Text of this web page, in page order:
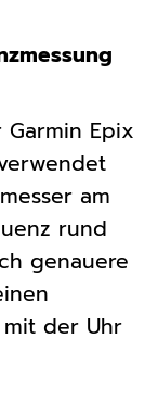
Epix
am
rund
genauere
der Uhr